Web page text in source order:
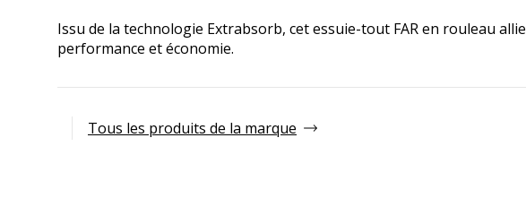
Issu de la technologie Extrabsorb, cet essuie-tout FAR en rouleau allie
performance et économie.
Tous les produits de la marque